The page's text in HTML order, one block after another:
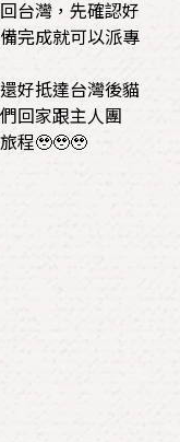
台灣，先確認好
完成就可以派專
好抵達台灣後貓
回家跟主人團
程🥹🥹🥹